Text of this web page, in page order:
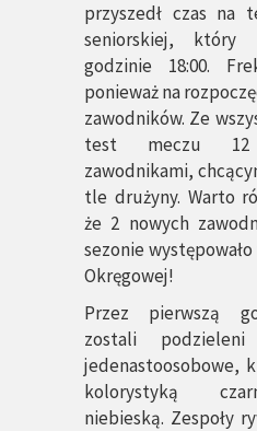
przyszedł czas na
seniorskiej, który
godzinie 18:00.
ponieważ na
zawodników. Ze
test meczu 12
zawodnikami,
tle drużyny. Warto
że 2 nowych
sezonie
Okręgowej!
Przez pierwszą
zostali
jedenastoosobowe,
kolorystyką
niebieską. Zespoły